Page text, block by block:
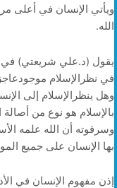
ويأتي الإنسان في أعلى
الله.
في نظرالإسلام
وهل ينظرالإسلام إلى
بالإسلام هو نوع من
بها الإنسان على جميع
إذن مفهوم الإنسان في